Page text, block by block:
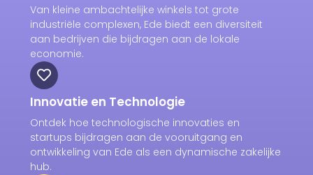
Van kleine ambachtelijke winkels tot grote
industriële complexen, Ede biedt een diversiteit
aan bedrijven die bijdragen aan de lokale
economie.
Innovatie en Technologie
Ontdek hoe technologische innovaties en
startups bijdragen aan de vooruitgang en
ontwikkeling van Ede als een dynamische zakelijke
hub.